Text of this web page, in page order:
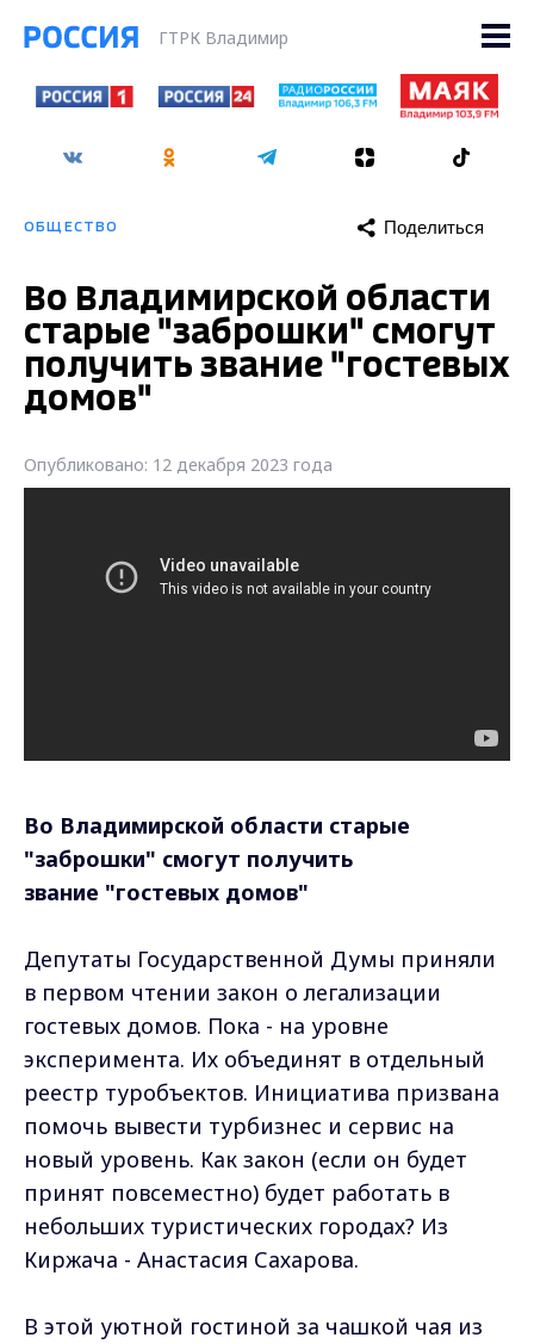
ГТРК Владимир
ОБЩЕСТВО Поделиться
Во Владимирской области
старые "заброшки" смогут
получить звание "гостевых
домов"
Опубликовано: 12 декабря 2023 года
Во Владимирской области старые
"заброшки" смогут получить
звание "гостевых домов"
Депутаты Государственной Думы приняли
в первом чтении закон о легализации
гостевых домов. Пока - на уровне
эксперимента. Их объединят в отдельный
реестр туробъектов. Инициатива призвана
помочь вывести турбизнес и сервис на
новый уровень. Как закон (если он будет
принят повсеместно) будет работать в
небольших туристических городах? Из
Киржача - Анастасия Сахарова.
В этой уютной гостиной за чашкой чая из